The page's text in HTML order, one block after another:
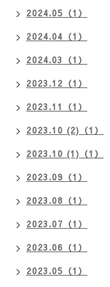
2024.05（1）
2024.04（1）
2024.03（1）
2023.12（1）
2023.11（1）
2023.10 (2)（1）
2023.10 (1)（1）
2023.09（1）
2023.08（1）
2023.07（1）
2023.06（1）
2023.05（1）